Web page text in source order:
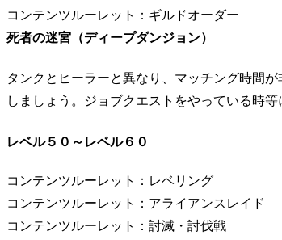
コンテンツルーレット：ギルドオーダー
死者の迷宮（ディープダンジョン）
タンクとヒーラーと異なり、マッチング時間
しましょう。ジョブクエストをやっている時
レベル５０～レベル６０
コンテンツルーレット：レベリング
コンテンツルーレット：アライアンスレイド
コンテンツルーレット：討滅・討伐戦